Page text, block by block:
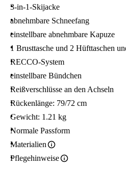
3-in-1-Skijacke
abnehmbare Schneefang
einstellbare abnehmbare Kapuze
1 Brusttasche und 2 Hüfttaschen
RECCO-System
einstellbare Bündchen
Reißverschlüsse an den Achseln
Rückenlänge: 79/72 cm
Gewicht: 1.21 kg
Normale Passform
Materialien
Pflegehinweise